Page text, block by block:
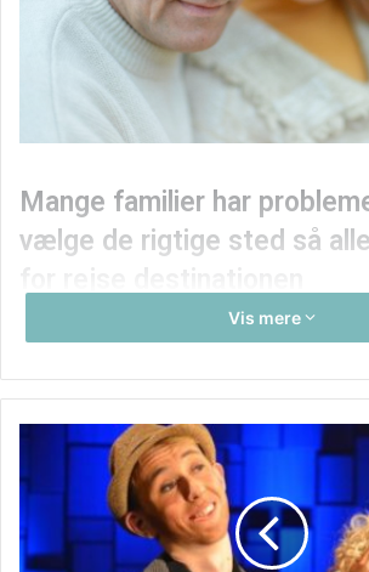
Mange familier har
vælge de rigtige sted så
Det at tage afsted på ferie en hel familie
vil holde sin ferie. Hvis tvivlen er meget
først og fremmest prøve at sætte sig
hver især fortælle om, hvilken slags
mest. på den måde, kan det så være at
man faktisk har nogle fælles ønsker
Vis mere